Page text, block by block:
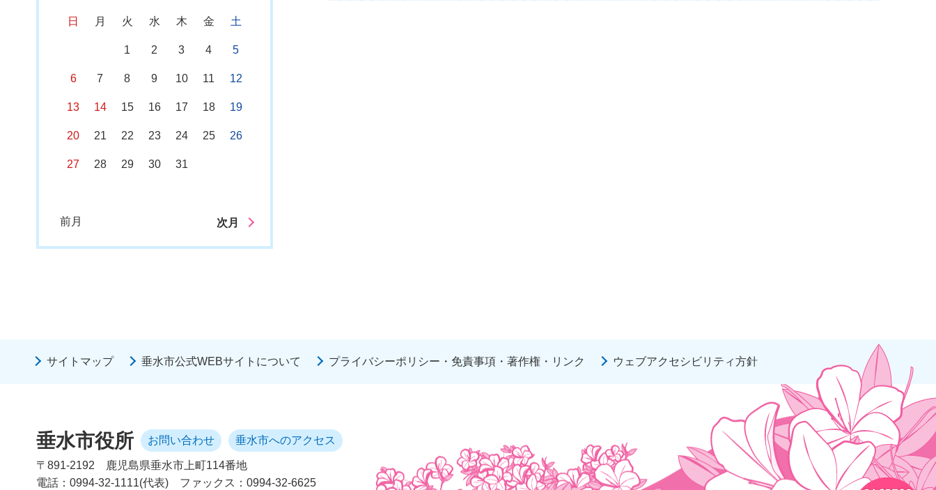
日 月 火 水 木 金 土
1 2 3 4 5
6 7 8 9 10 11 12
13 14 15 16 17 18 19
20 21 22 23 24 25 26
27 28 29 30 31
前月 次月
サイトマップ 垂水市公式WEBサイトについて プライバシーポリシー・免責事項・著作権・リンク ウェブアクセシビリティ方針
垂水市役所 お問い合わせ 垂水市へのアクセス
〒891-2192
鹿児島県垂水市上町114番地
電話：0994-32-1111(代表)
ファックス：0994-32-6625